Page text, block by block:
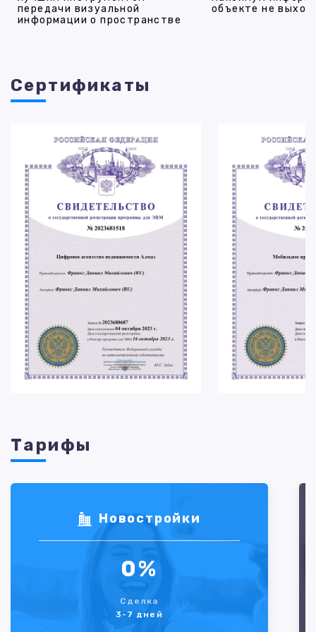
передачи визуальной
информации о пространстве
объекте не
Cертификаты
Тарифы
Новостройки
0%
Сделка
3-7 дней